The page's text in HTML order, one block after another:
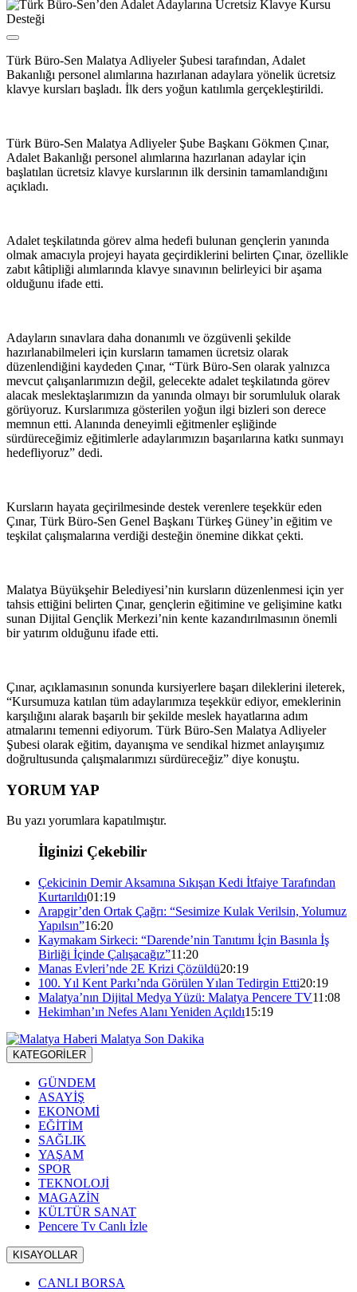
Türk Büro-Sen Malatya Adliyeler Şubesi tarafından, Adalet
Bakanlığı personel alımlarına hazırlanan adaylara yönelik ücretsiz
klavye kursları başladı. İlk ders yoğun katılımla gerçekleştirildi.
Türk Büro-Sen Malatya Adliyeler Şube Başkanı Gökmen Çınar,
Adalet Bakanlığı personel alımlarına hazırlanan adaylar için
başlatılan ücretsiz klavye kurslarının ilk dersinin tamamlandığını
açıkladı.
Adalet teşkilatında görev alma hedefi bulunan gençlerin yanında
olmak amacıyla projeyi hayata geçirdiklerini belirten Çınar, özellikle
zabıt kâtipliği alımlarında klavye sınavının belirleyici bir aşama
olduğunu ifade etti.
Adayların sınavlara daha donanımlı ve özgüvenli şekilde
hazırlanabilmeleri için kursların tamamen ücretsiz olarak
düzenlendiğini kaydeden Çınar, “Türk Büro-Sen olarak yalnızca
mevcut çalışanlarımızın değil, gelecekte adalet teşkilatında görev
alacak meslektaşlarımızın da yanında olmayı bir sorumluluk olarak
görüyoruz. Kurslarımıza gösterilen yoğun ilgi bizleri son derece
memnun etti. Alanında deneyimli eğitmenler eşliğinde
sürdüreceğimiz eğitimlerle adaylarımızın başarılarına katkı sunmayı
hedefliyoruz” dedi.
Kursların hayata geçirilmesinde destek verenlere teşekkür eden
Çınar, Türk Büro-Sen Genel Başkanı Türkeş Güney’in eğitim ve
teşkilat çalışmalarına verdiği desteğin önemine dikkat çekti.
Malatya Büyükşehir Belediyesi’nin kursların düzenlenmesi için yer
tahsis ettiğini belirten Çınar, gençlerin eğitimine ve gelişimine katkı
sunan Dijital Gençlik Merkezi’nin kente kazandırılmasının önemli
bir yatırım olduğunu ifade etti.
Çınar, açıklamasının sonunda kursiyerlere başarı dileklerini ileterek,
“Kursumuza katılan tüm adaylarımıza teşekkür ediyor, emeklerinin
karşılığını alarak başarılı bir şekilde meslek hayatlarına adım
atmalarını temenni ediyorum. Türk Büro-Sen Malatya Adliyeler
Şubesi olarak eğitim, dayanışma ve sendikal hizmet anlayışımız
doğrultusunda çalışmalarımızı sürdüreceğiz” diye konuştu.
YORUM YAP
Bu yazı yorumlara kapatılmıştır.
İlginizi Çekebilir
Çekicinin Demir Aksamına Sıkışan Kedi İtfaiye Tarafından
Kurtarıldı01:19
Arapgir’den Ortak Çağrı: “Sesimize Kulak Verilsin, Yolumuz
Yapılsın”16:20
Kaymakam Sirkeci: “Darende’nin Tanıtımı İçin Basınla İş
Birliği İçinde Çalışacağız”11:20
Manas Evleri’nde 2E Krizi Çözüldü20:19
100. Yıl Kent Parkı’nda Görülen Yılan Tedirgin Etti20:19
Malatya’nın Dijital Medya Yüzü: Malatya Pencere TV11:08
Hekimhan’ın Nefes Alanı Yeniden Açıldı15:19
KATEGORİLER
GÜNDEM
ASAYİŞ
EKONOMİ
EĞİTİM
SAĞLIK
YAŞAM
SPOR
TEKNOLOJİ
MAGAZİN
KÜLTÜR SANAT
Pencere Tv Canlı İzle
KISAYOLLAR
CANLI BORSA